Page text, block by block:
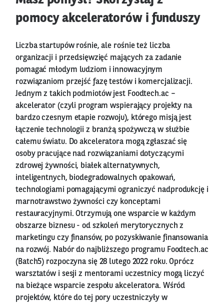
pomocy akceleratorów i funduszy
Liczba startupów rośnie, ale rośnie też liczba
organizacji i przedsięwzięć mających za zadanie
pomagać młodym ludziom i innowacyjnym
rozwiązaniom przejść fazę testów i komercjalizacji.
Jednym z takich podmiotów jest Foodtech.ac –
akcelerator (czyli program wspierający projekty na
bardzo czesnym etapie rozwoju), którego misją jest
łączenie technologii z branżą spożywczą w służbie
całemu światu. Do akceleratora mogą zgłaszać się
osoby pracujące nad rozwiązaniami dotyczącymi
zdrowej żywności, białek alternatywnych,
inteligentnych, biodegradowalnych opakowań,
technologiami pomagającymi ograniczyć nadprodukcję i
marnotrawstwo żywności czy konceptami
restauracyjnymi. Otrzymują one wsparcie w każdym
obszarze biznesu - od szkoleń merytorycznych z
marketingu czy finansów, po pozyskiwanie finansowania
na rozwój. Nabór do najbliższego programu Foodtech.ac
(Batch5) rozpoczyna się 28 lutego 2022 roku. Oprócz
warsztatów i sesji z mentorami uczestnicy mogą liczyć
na bieżące wsparcie zespołu akceleratora. Wśród
projektów, które do tej pory uczestniczyły w